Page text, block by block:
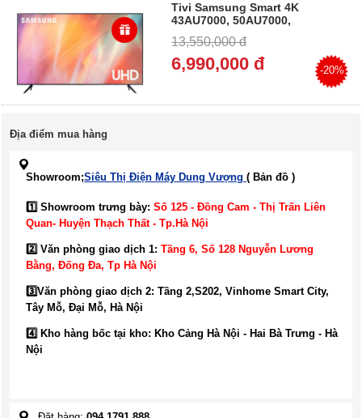
Tivi Samsung Smart 4K
43AU7000, 50AU7000,
75AU7000, 85AU7000 , Trả góp
13,550,000 đ
6,990,000 đ -20%
Địa điểm mua hàng
Showroom;Siêu Thị Điện Máy Dung Vượng ( Bản đồ )
1️⃣ Showroom trưng bày: Số 125 - Đồng Cam - Thị Trấn Liên
Quan- Huyện Thạch Thất - Tp.Hà Nội
2️⃣ Văn phòng giao dịch 1: Tầng 6, Số 128 Nguyễn Lương
Bằng, Đống Đa, Tp Hà Nội
3️⃣Văn phòng giao dịch 2: Tầng 2,S202, Vinhome Smart City,
Tây Mỗ, Đại Mỗ, Hà Nội
4️⃣ Kho hàng bốc tại kho: Kho Cảng Hà Nội - Hai Bà Trưng - Hà
Nội